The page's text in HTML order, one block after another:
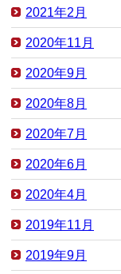
2021年2月
2020年11月
2020年9月
2020年8月
2020年7月
2020年6月
2020年4月
2019年11月
2019年9月